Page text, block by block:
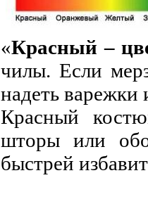
«Красный –
чилы. Если
надеть варежки
Красный
шторы или
быстрей